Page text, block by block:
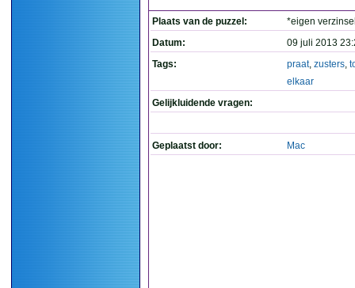
Plaats van de puzzel:
*eigen
Datum:
09 juli 2013
Tags:
praat, zusters,
elkaar
Gelijkluidende vragen:
Geplaatst door: Mac